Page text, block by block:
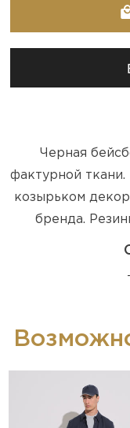
Черная
фактурной
козырьком
бренда.